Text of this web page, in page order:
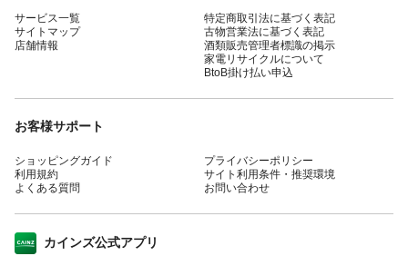
サービス一覧
サイトマップ
店舗情報
特定商取引法に基づく表記
古物営業法に基づく表記
酒類販売管理者標識の掲示
家電リサイクルについて
BtoB掛け払い申込
お客様サポート
ショッピングガイド
利用規約
よくある質問
プライバシーポリシー
サイト利用条件・推奨環境
お問い合わせ
カインズ公式アプリ